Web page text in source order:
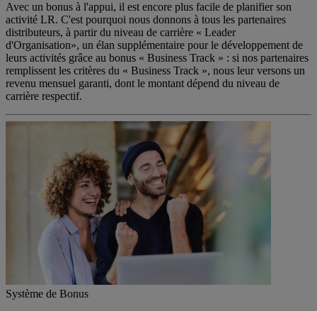
Avec un bonus à l'appui, il est encore plus facile de planifier son
activité LR. C'est pourquoi nous donnons à tous les partenaires
distributeurs, à partir du niveau de carrière « Leader
d'Organisation», un élan supplémentaire pour le développement de
leurs activités grâce au bonus « Business Track » : si nos partenaires
remplissent les critères du « Business Track », nous leur versons un
revenu mensuel garanti, dont le montant dépend du niveau de
carrière respectif.
Système de Bonus